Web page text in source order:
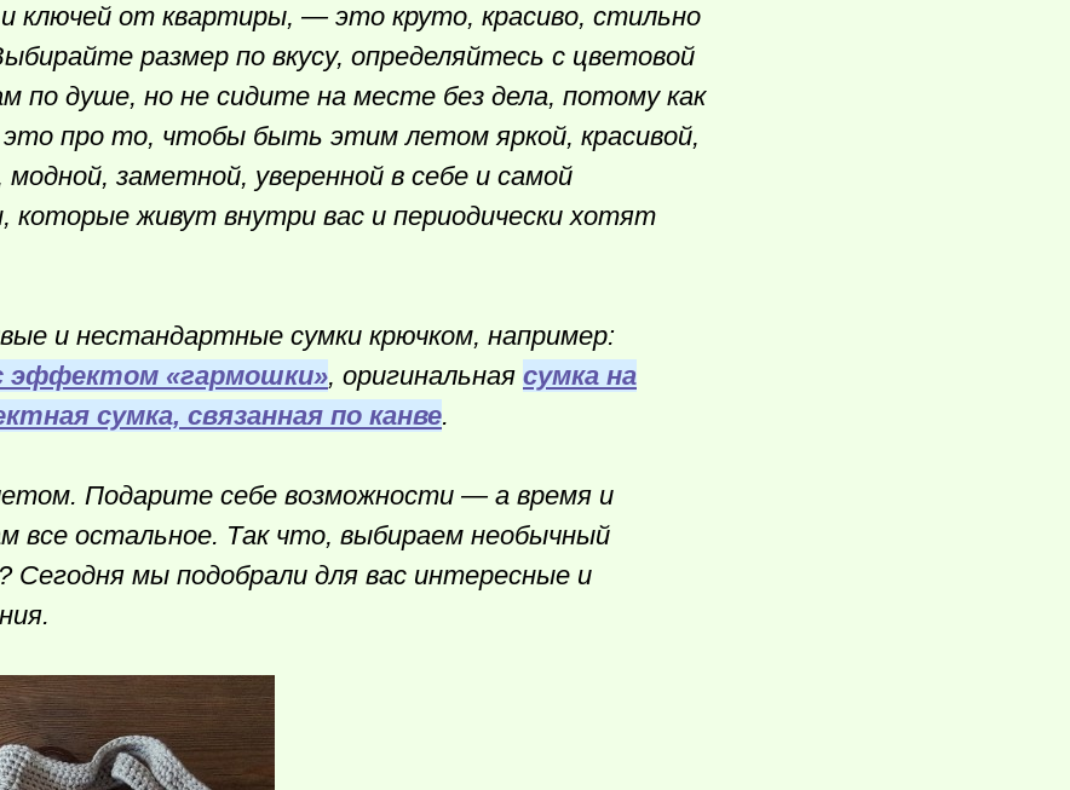
ключей от квартиры, — это круто, красиво, стильно
размер по вкусу, определяйтесь с цветовой
по душе, но не сидите на месте без дела, потому как
про то, чтобы быть этим летом яркой, красивой,
заметной, уверенной в себе и самой
живут внутри вас и периодически хотят
и нестандартные сумки крючком, например:
эффектом «гармошки», оригинальная сумка на
сумка, связанная по канве.
Подарите себе возможности — а время и
остальное. Так что, выбираем необычный
Сегодня мы подобрали для вас интересные и